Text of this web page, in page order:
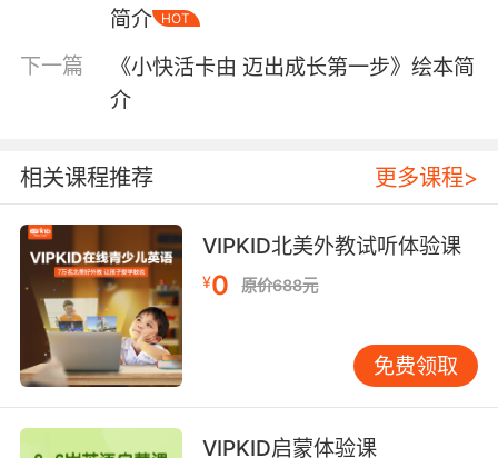
内容简介
截至2015年，德国共有70余人获得诺贝尔奖，其
中60余人获得自然科学领域的奖项。分析其中的
原因，肯定有很多种，比如科研实力雄厚、科学
家人数众多、科研条件优越等。其中有一条是不
简介
HOT
下一篇
《小快活卡由 迈出成长第一步》绘本简
介
相关课程推荐 更多课程>
VIPKID北美外教试听体验课
¥0 原价688元
免费领取
VIPKID启蒙体验课